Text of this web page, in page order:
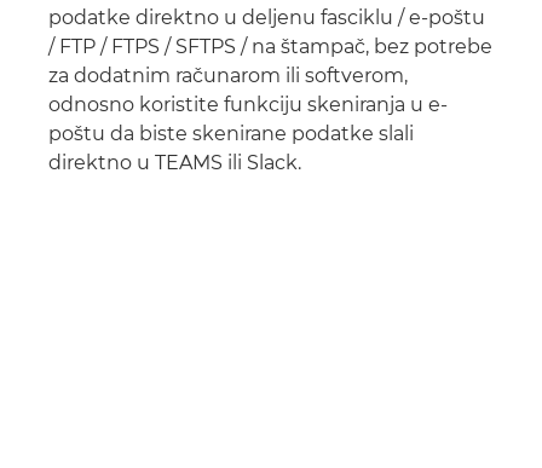
podatke direktno u deljenu fasciklu / e-poštu
/ FTP / FTPS / SFTPS / na štampač, bez potrebe
za dodatnim računarom ili softverom,
odnosno koristite funkciju skeniranja u e-
poštu da biste skenirane podatke slali
direktno u TEAMS ili Slack.